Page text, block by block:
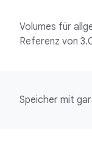
Volumes für
Referenz von
Speicher mit